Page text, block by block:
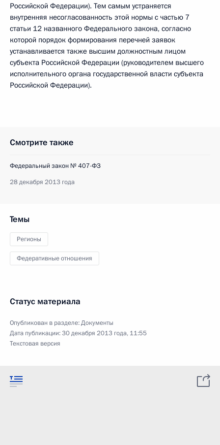
Российской Федерации). Тем самым устраняется
внутренняя несогласованность этой нормы с частью 7
статьи 12 названного Федерального закона, согласно
которой порядок формирования перечней заявок
устанавливается также высшим должностным лицом
субъекта Российской Федерации (руководителем высшего
исполнительного органа государственной власти субъекта
Российской Федерации).
Смотрите также
Федеральный закон № 407-ФЗ
28 декабря 2013 года
Темы
Регионы
Федеративные отношения
Статус материала
Опубликован в разделе:Документы
Дата публикации:30 декабря 2013 года, 11:55
Текстовая версия